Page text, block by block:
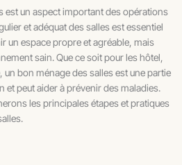
est un aspect important des opérations
et adéquat des salles est essentiel
un espace propre et agréable, mais
sain. Que ce soit pour les hôtel,
un bon ménage des salles est une partie
et peut aider à prévenir des maladies.
les principales étapes et pratiques